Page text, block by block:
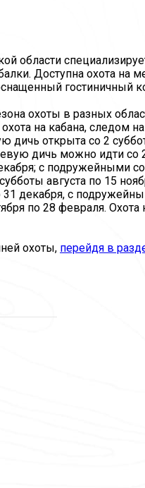
области
Доступна охота на
гостиничный
охоты в разных
на кабана,
дичь открыта со 2
дичь можно идти со
с подружейными
августа по 15
декабря, с
по 28 февраля.
охоты, перейдя в